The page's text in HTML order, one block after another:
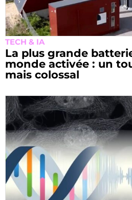
TECH & IA
La plus grande
monde activée : un
mais colossal